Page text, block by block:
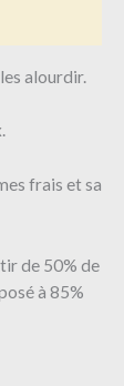
alourdir.
frais et sa
de 50% de
à 85%